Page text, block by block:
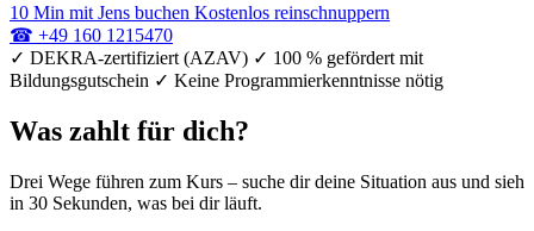
10 Min mit Jens buchen Kostenlos reinschnuppern
☎ +49 160 1215470
✓ DEKRA-zertifiziert (AZAV) ✓ 100 % gefördert mit
Bildungsgutschein ✓ Keine Programmierkenntnisse nötig
Was zahlt für dich?
Drei Wege führen zum Kurs – suche dir deine Situation aus und sieh
in 30 Sekunden, was bei dir läuft.